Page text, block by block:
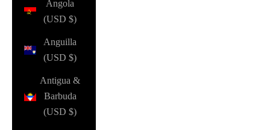
Angola
(USD $)
Anguilla
(USD $)
Antigua &
Barbuda
(USD $)